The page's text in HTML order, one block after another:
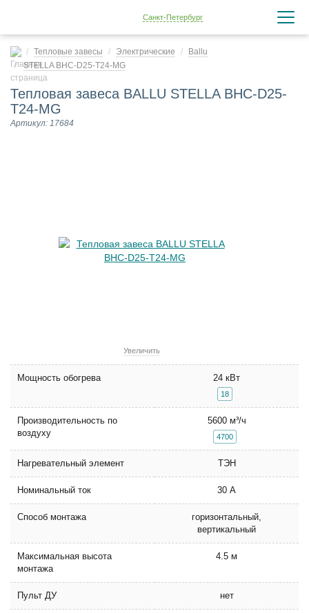
Санкт-Петербург
Тепловые завесы Электрические
Ballu
STELLA BHC-D25-T24-MG
Тепловая завеса BALLU STELLA BHC-D25-
T24-MG
Артикул: 17684
Увеличить
Мощность обогрева 24 кВт
18
Производительность по
воздуху
5600 м³/ч
4700
Нагревательный элемент ТЭН
Номинальный ток 30 А
Способ монтажа
горизонтальный,
вертикальный
Максимальная высота
монтажа
4.5 м
Пульт ДУ нет